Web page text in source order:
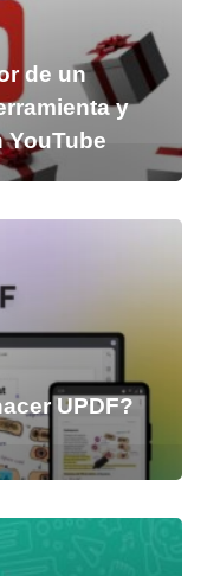
de un
y
YouTube
UPDF?